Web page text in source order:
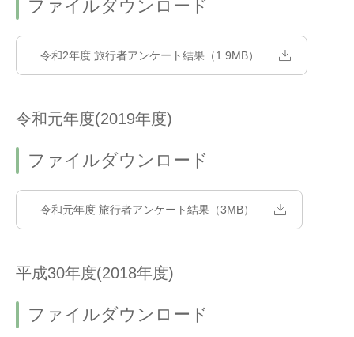
ファイルダウンロード
令和2年度 旅行者アンケート結果（1.9MB）
令和元年度(2019年度)
ファイルダウンロード
令和元年度 旅行者アンケート結果（3MB）
平成30年度(2018年度)
ファイルダウンロード